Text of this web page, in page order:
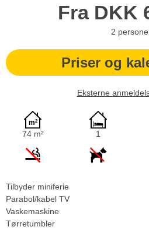
Fra DKK
2
Priser og
Eksterne
74 m² 1
Tilbyder miniferie
Parabol/kabel TV
Vaskemaskine
Tørretumbler